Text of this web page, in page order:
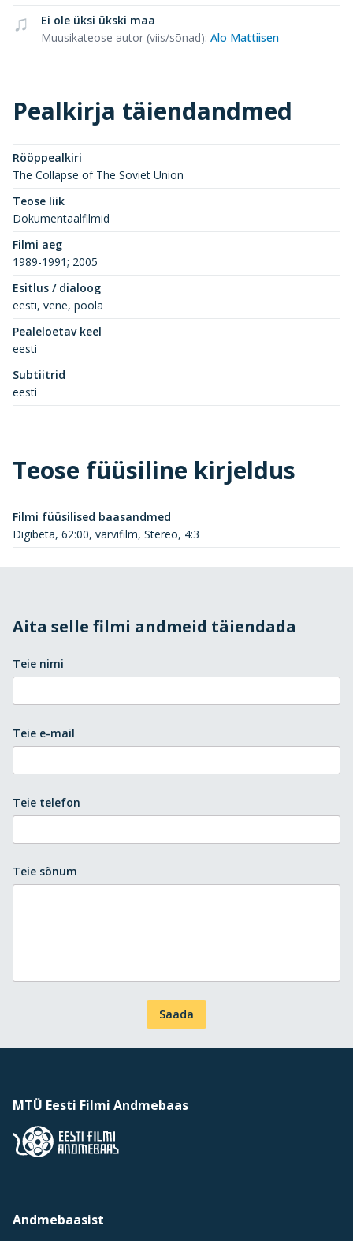
Ei ole üksi ükski maa
Muusikateose autor (viis/sõnad): Alo Mattiisen
Pealkirja täiendandmed
Rööppealkiri
The Collapse of The Soviet Union
Teose liik
Dokumentaalfilmid
Filmi aeg
1989-1991; 2005
Esitlus / dialoog
eesti, vene, poola
Pealeloetav keel
eesti
Subtiitrid
eesti
Teose füüsiline kirjeldus
Filmi füüsilised baasandmed
Digibeta, 62:00, värvifilm, Stereo, 4:3
Aita selle filmi andmeid täiendada
Teie nimi
Teie e-mail
Teie telefon
Teie sõnum
Saada
MTÜ Eesti Filmi Andmebaas
Andmebaasist